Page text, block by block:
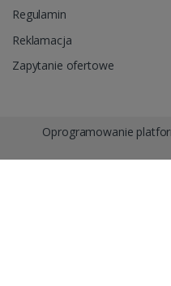
Regulamin
Reklamacja
Zapytanie ofertowe
Oprogramowanie